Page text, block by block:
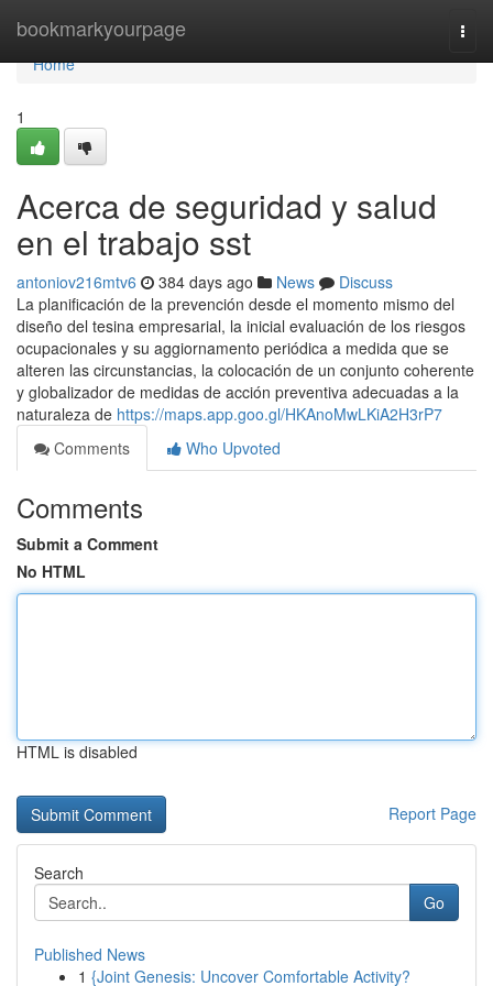
bookmarkyourpage
Home
Home
1
Acerca de seguridad y salud
en el trabajo sst
antoniov216mtv6 384 days ago News
Discuss
La planificación de la prevención desde el momento mismo del
diseño del tesina empresarial, la inicial evaluación de los riesgos
ocupacionales y su aggiornamento periódica a medida que se
alteren las circunstancias, la colocación de un conjunto coherente
y globalizador de medidas de acción preventiva adecuadas a la
naturaleza de https://maps.app.goo.gl/HKAnoMwLKiA2H3rP7
Comments
Who Upvoted
Comments
Submit a Comment
No HTML
HTML is disabled
Report Page
Search
Go
Published News
1 {Joint Genesis: Uncover Comfortable Activity?